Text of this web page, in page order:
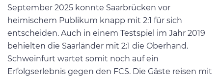
September 2025 konnte Saarbrücken vor
heimischem Publikum knapp mit 2:1 für sich
entscheiden. Auch in einem Testspiel im Jahr 2019
behielten die Saarländer mit 2:1 die Oberhand.
Schweinfurt wartet somit noch auf ein
Erfolgserlebnis gegen den FCS. Die Gäste reisen mit